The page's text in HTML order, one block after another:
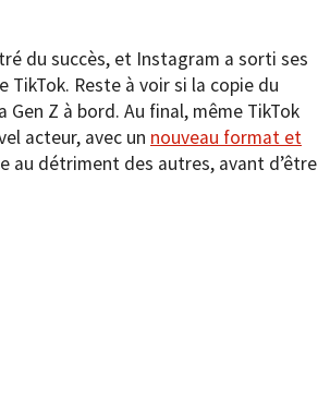
du succès, et Instagram a sorti ses
Reste à voir si la copie du
Z à bord. Au final, même TikTok
acteur, avec un nouveau format et
au détriment des autres, avant d’être